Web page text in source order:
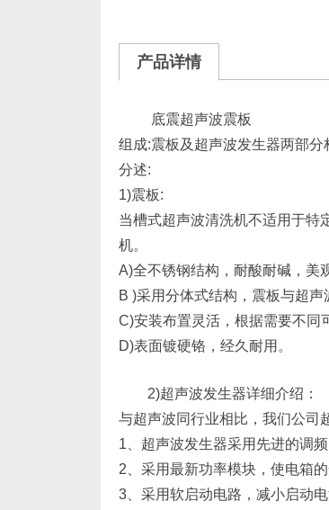
产品详情
底震超声波震板
组成:震板及超声波发生器两部分
分述:
1)震板:
当槽式超声波清洗机不适用于特
机。
A)全不锈钢结构，耐酸耐碱，美
B )采用分体式结构，震板与超
C)安装布置灵活，根据需要不同
D)表面镀硬铬，经久耐用。
2)超声波发生器详细介绍：
与超声波同行业相比，我们公司
1、超声波发生器采用先进的调
2、采用最新功率模块，使电箱
3、采用软启动电路，减小启动